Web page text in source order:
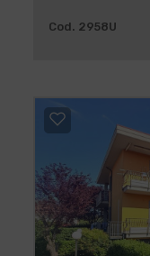
Cod. 2958U